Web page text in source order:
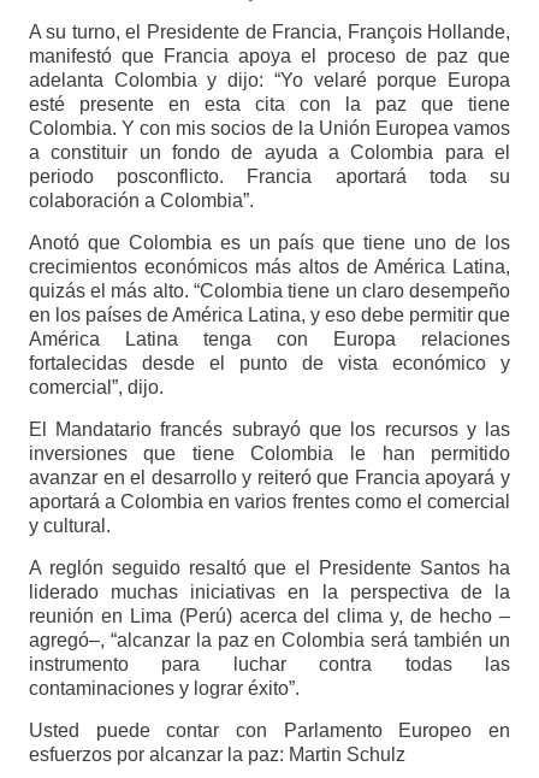
A su turno, el Presidente de Francia, François Hollande,
manifestó que Francia apoya el proceso de paz que
adelanta Colombia y dijo: “Yo velaré porque Europa
esté presente en esta cita con la paz que tiene
Colombia. Y con mis socios de la Unión Europea vamos
a constituir un fondo de ayuda a Colombia para el
periodo posconflicto. Francia aportará toda su
colaboración a Colombia”.
Anotó que Colombia es un país que tiene uno de los
crecimientos económicos más altos de América Latina,
quizás el más alto. “Colombia tiene un claro desempeño
en los países de América Latina, y eso debe permitir que
América Latina tenga con Europa relaciones
fortalecidas desde el punto de vista económico y
comercial”, dijo.
El Mandatario francés subrayó que los recursos y las
inversiones que tiene Colombia le han permitido
avanzar en el desarrollo y reiteró que Francia apoyará y
aportará a Colombia en varios frentes como el comercial
y cultural.
A reglón seguido resaltó que el Presidente Santos ha
liderado muchas iniciativas en la perspectiva de la
reunión en Lima (Perú) acerca del clima y, de hecho –
agregó–, “alcanzar la paz en Colombia será también un
instrumento para luchar contra todas las
contaminaciones y lograr éxito”.
Usted puede contar con Parlamento Europeo en
esfuerzos por alcanzar la paz: Martin Schulz